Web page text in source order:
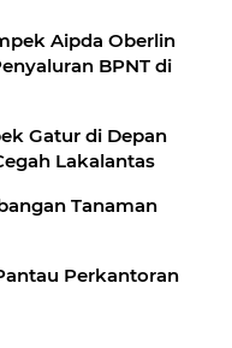
Aipda Oberlin
BPNT di
Gatur di Depan
Lakalantas
Tanaman
Perkantoran